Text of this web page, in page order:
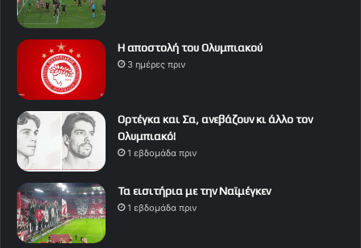
Η αποστολή του Ολυμπιακού
3 ημέρες πριν
Ορτέγκα και Σα, ανεβάζουν κι άλλο τον
Ολυμπιακό!
1 εβδομάδα πριν
Τα εισιτήρια με την Ναϊμέγκεν
1 εβδομάδα πριν